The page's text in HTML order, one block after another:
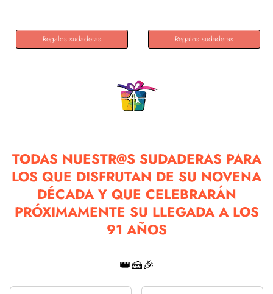
Regalos sudaderas Regalos sudaderas
TODAS NUESTR@S SUDADERAS PARA
LOS QUE DISFRUTAN DE SU NOVENA
DÉCADA Y QUE CELEBRARÁN
PRÓXIMAMENTE SU LLEGADA A LOS
91 AÑOS
👑🍰🎉